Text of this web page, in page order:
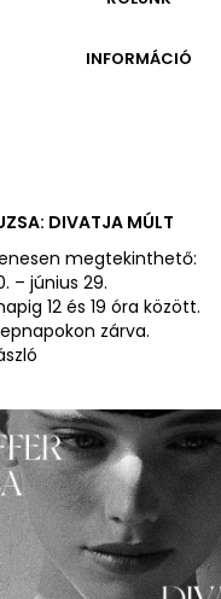
PÉCSI JÓZSEF - A NÉVADÓ
ARCHÍVUM 2014-2018
INFORMÁCIÓ
MEGKÖZELÍTÉS
DIVATJA MÚLT
megtekinthető:
– június 29.
12 és 19 óra között.
zárva.